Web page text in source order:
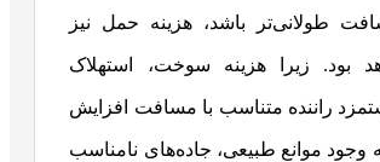
طولانی‌تر باشد، هزینه حمل نیز
بود. زیرا هزینه سوخت، استهلاک
راننده متناسب با مسافت افزایش
وجود موانع طبیعی، جاده‌های نامناسب